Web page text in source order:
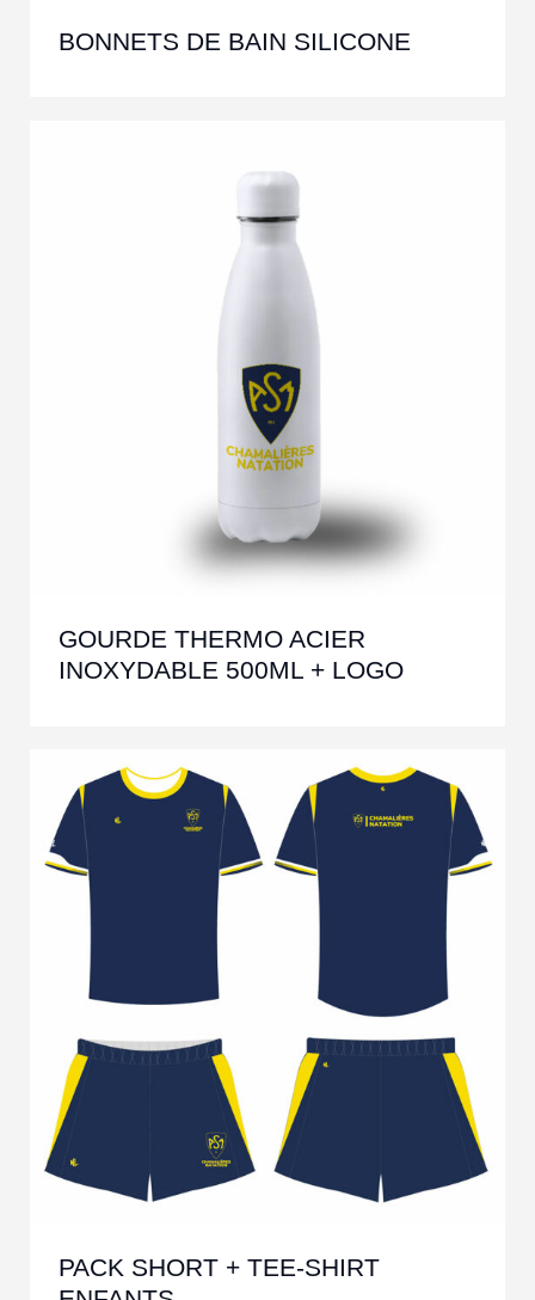
BONNETS DE BAIN SILICONE
GOURDE THERMO ACIER
INOXYDABLE 500ML + LOGO
PACK SHORT + TEE-SHIRT